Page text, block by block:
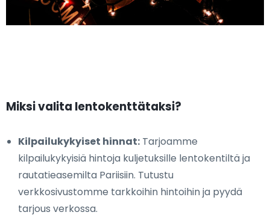
Miksi valita lentokenttätaksi?
Kilpailukykyiset hinnat: Tarjoamme
kilpailukykyisiä hintoja kuljetuksille lentokentiltä ja
rautatieasemilta Pariisiin. Tutustu
verkkosivustomme tarkkoihin hintoihin ja pyydä
tarjous verkossa.